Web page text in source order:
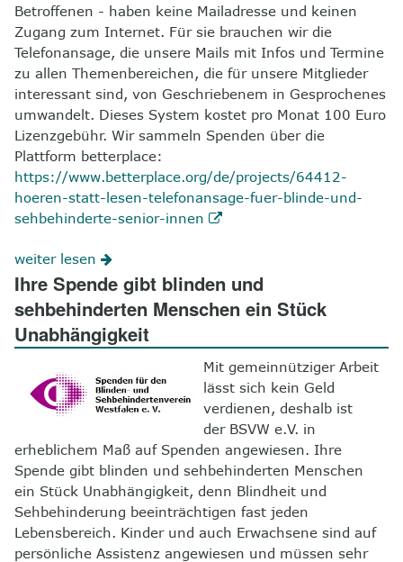
Betroffenen - haben keine Mailadresse und keinen
Zugang zum Internet. Für sie brauchen wir die
Telefonansage, die unsere Mails mit Infos und Termine
zu allen Themenbereichen, die für unsere Mitglieder
interessant sind, von Geschriebenem in Gesprochenes
umwandelt. Dieses System kostet pro Monat 100 Euro
Lizenzgebühr. Wir sammeln Spenden über die
Plattform betterplace:
https://www.betterplace.org/de/projects/64412-
hoeren-statt-lesen-telefonansage-fuer-blinde-und-
sehbehinderte-senior-innen
weiter lesen
Ihre Spende gibt blinden und
sehbehinderten Menschen ein Stück
Unabhängigkeit
Mit gemeinnütziger Arbeit
lässt sich kein Geld
verdienen, deshalb ist
der BSVW e.V. in
erheblichem Maß auf Spenden angewiesen. Ihre
Spende gibt blinden und sehbehinderten Menschen
ein Stück Unabhängigkeit, denn Blindheit und
Sehbehinderung beeinträchtigen fast jeden
Lebensbereich. Kinder und auch Erwachsene sind auf
persönliche Assistenz angewiesen und müssen sehr